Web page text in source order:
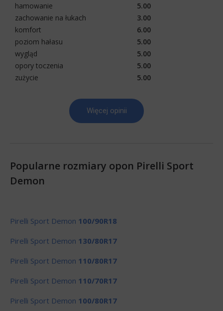
hamowanie
5.00
zachowanie na łukach
3.00
komfort
6.00
poziom hałasu
5.00
wygląd
5.00
opory toczenia
5.00
zużycie
5.00
Więcej opinii
Popularne rozmiary opon Pirelli Sport
Demon
Pirelli Sport Demon 100/90R18
Pirelli Sport Demon 130/80R17
Pirelli Sport Demon 110/80R17
Pirelli Sport Demon 110/70R17
Pirelli Sport Demon 100/80R17